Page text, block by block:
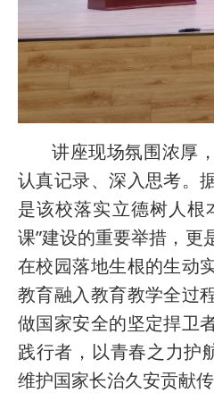
讲座现场氛围浓厚
认真记录、深入思考。
是该校落实立德树人根
课”建设的重要举措，更
在校园落地生根的生动
教育融入教育教学全过
做国家安全的坚定捍卫
践行者，以青春之力护
维护国家长治久安贡献传